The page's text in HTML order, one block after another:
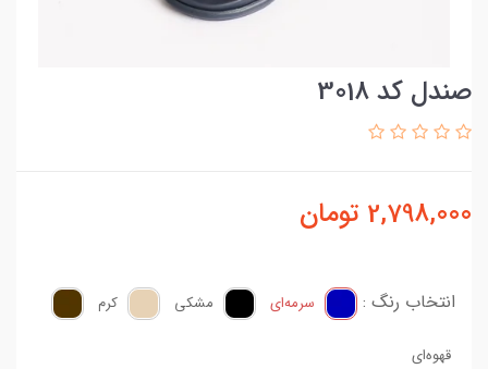
صندل کد 3018
2,798,000 تومان
انتخاب رنگ : سرمه‌ای مشکی کرم
قهوه‌ای